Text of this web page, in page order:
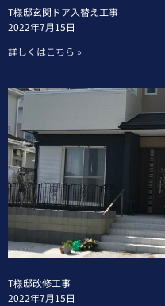
T様邸玄関ドア入替え工事
2022年7月15日
詳しくはこちら »
T様邸改修工事
2022年7月15日